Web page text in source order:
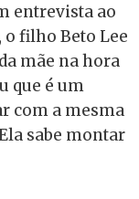
entrevista ao
o filho Beto Lee
mãe na hora
que é um
com a mesma
sabe montar